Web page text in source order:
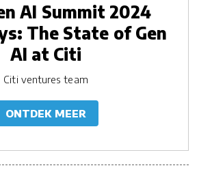
AI Summit 2024
The State of Gen
AI at Citi
Citi ventures team
ONTDEK MEER